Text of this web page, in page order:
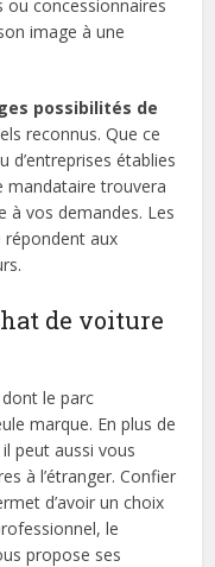
concessionnaires
image à une
possibilités de
reconnus. Que ce
d’entreprises établies
mandataire trouvera
à vos demandes. Les
aux
de voiture
le parc
marque. En plus de
peut aussi vous
à l’étranger. Confier
d’avoir un choix
le
propose ses